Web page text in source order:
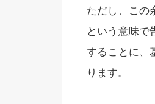
ただし、この
という意味で
することに、
ります。